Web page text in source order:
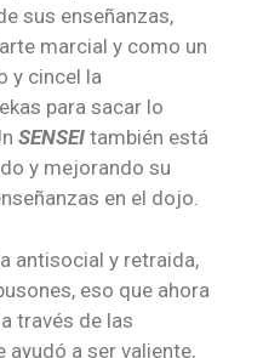
sus enseñanzas,
marcial y como un
y cincel la
para sacar lo
SENSEI también está
y mejorando su
en el dojo.
antisocial y retraida,
eso que ahora
a través de las
ayudó a ser valiente,